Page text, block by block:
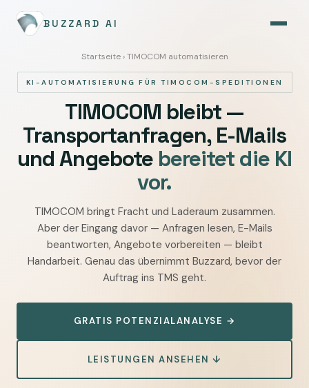
BUZZARD AI
Startseite› TIMOCOM automatisieren
KI-AUTOMATISIERUNG FÜR TIMOCOM-SPEDITIONEN
TIMOCOM bleibt —
Transportanfragen, E-Mails
und Angebote bereitet die KI
vor.
TIMOCOM
mit
KI
automatisieren
Transportanfragen,
E-
Mails
und
Angebote
TIMOCOM bringt Fracht und Laderaum zusammen.
Aber der Eingang davor — Anfragen lesen, E-Mails
beantworten, Angebote vorbereiten — bleibt
Handarbeit. Genau das übernimmt Buzzard, bevor der
Auftrag ins TMS geht.
GRATIS POTENZIALANALYSE →
LEISTUNGEN ANSEHEN ↓